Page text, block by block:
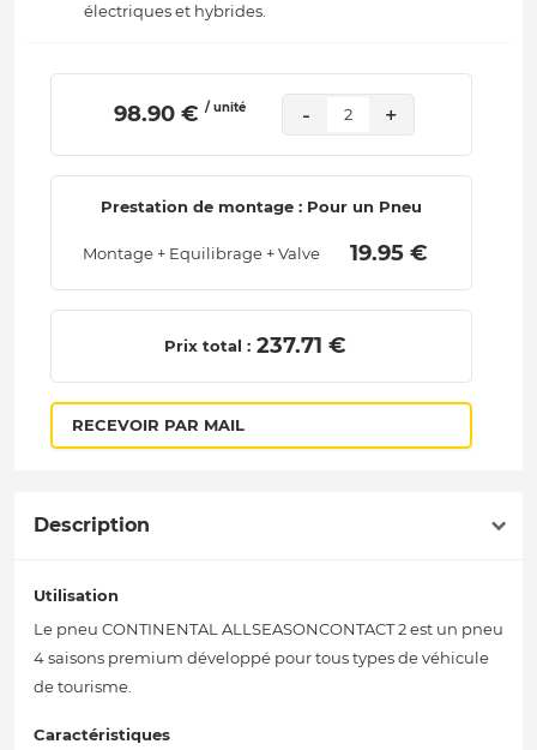
électriques et hybrides.
98.90 € / unité - 2 +
Prestation de montage : Pour un Pneu
Montage + Equilibrage + Valve 19.95 €
Prix total : 237.71 €
RECEVOIR PAR MAIL
Description
Utilisation
Le pneu CONTINENTAL ALLSEASONCONTACT 2 est un pneu
4 saisons premium développé pour tous types de véhicule
de tourisme.
Caractéristiques